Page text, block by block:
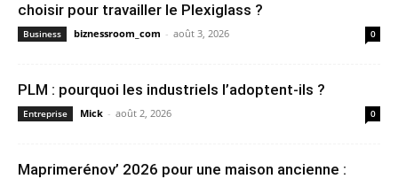
choisir pour travailler le Plexiglass ?
Business biznessroom_com - août 3, 2026 0
PLM : pourquoi les industriels l’adoptent-ils ?
Entreprise Mick - août 2, 2026 0
Maprimerénov’ 2026 pour une maison ancienne :